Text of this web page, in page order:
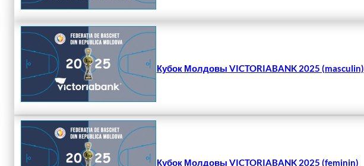
Кубок Молдовы VICTORIABANK 2025 (masculin)
Кубок Молдовы VICTORIABANK 2025 (feminin)